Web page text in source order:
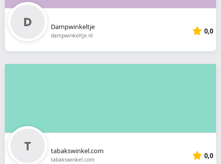
Dampwinkeltje
dampwinkeltje.nl 0,0
tabakswinkel.com
tabakswinkel.com 0,0